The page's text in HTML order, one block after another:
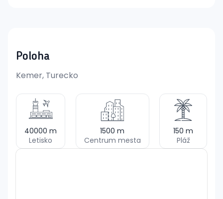
Poloha
Kemer, Turecko
40000 m
Letisko
1500 m
Centrum mesta
150 m
Pláž